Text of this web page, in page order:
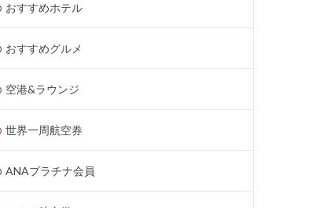
おすすめホテル
おすすめグルメ
空港&ラウンジ
世界一周航空券
ANAプラチナ会員